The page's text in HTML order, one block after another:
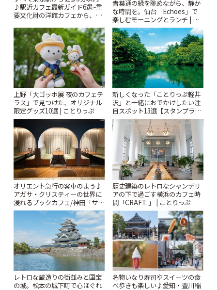
♪駅近カフェ最新ガイド6選~重
要文化財の洋館カフェから、改
りっぷ
青葉通の緑を眺めながら、静か
な時間を。仙台「Echoes」で
楽しむモーニングとランチ | こ
とりっぷ
上野「大ゴッホ展 夜のカフェテ
ラス」で見つけた、オリジナル
限定グッズ10選 | ことりっぷ
新しくなった「ことりっぷ軽井
沢」と一緒におでかけしたい注
目スポット13選【スタンプラリ
ー開催中】 | ことりっぷ
オリエント急行の客車のよう♪
アガサ・クリスティーの世界に
浸れるブックカフェ/神田「サロ
ンクリスティ」 | ことりっぷ
歴史建築のレトロなシャンデリ
アの下で過ごす横浜のカフェ時
間「CRAFT. 」 | ことりっぷ
レトロな蔵造りの街並みと国宝
の城。松本の城下町で心ほぐれ
名物いなり寿司やスイーツの食
べ歩きも楽しい♪愛知・豊川稲